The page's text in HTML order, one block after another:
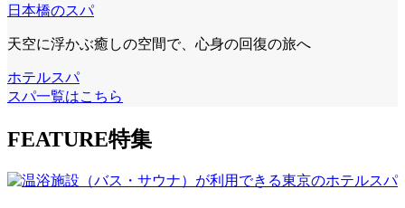
日本橋のスパ
天空に浮かぶ癒しの空間で、心身の回復の旅へ
ホテルスパ
スパ一覧はこちら
FEATURE特集